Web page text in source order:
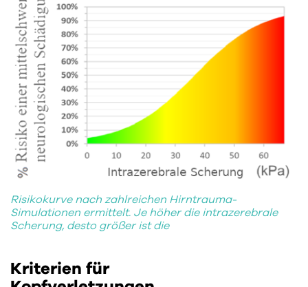
Kriterien für
Risikokurve nach zahlreichen Hirntrauma-
Simulationen ermittelt. Je höher die intrazerebrale
Scherung, desto größer ist die